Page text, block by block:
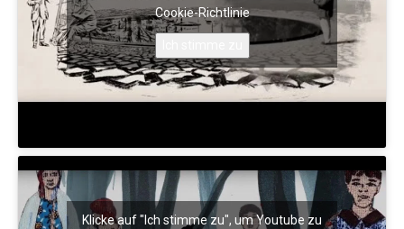
Cookie-Richtlinie
Klicke auf "Ich stimme zu", um Youtube zu